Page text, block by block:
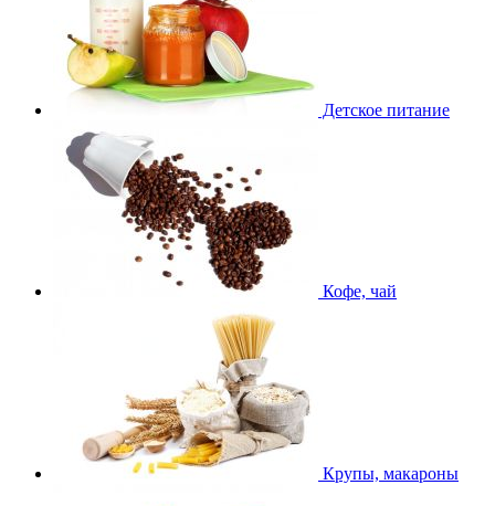
Детское питание
Кофе, чай
Крупы, макароны